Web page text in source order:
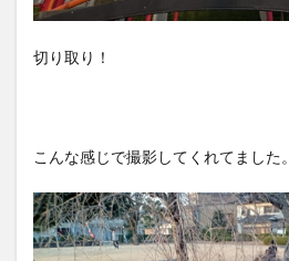
切り取り！
こんな感じで撮影してくれてました。